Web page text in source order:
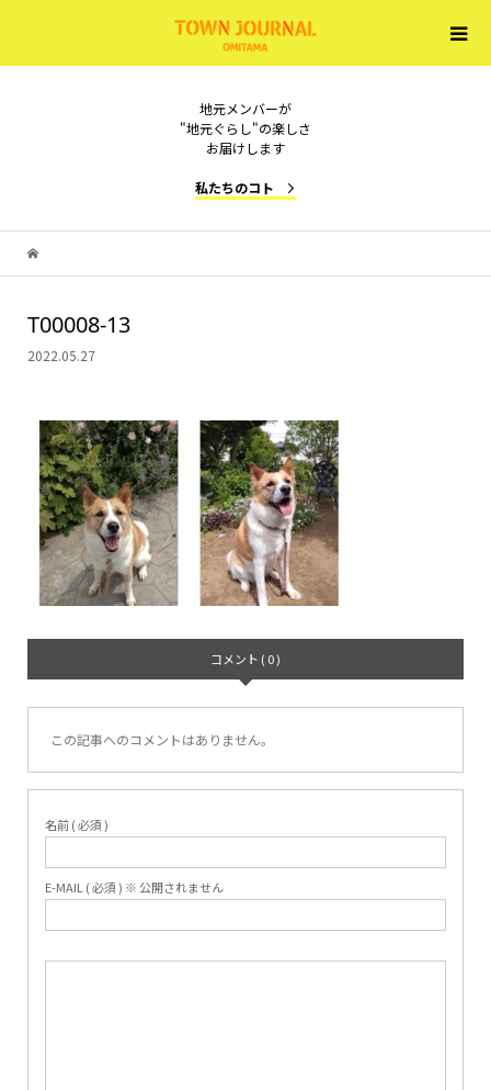
地元メンバーが
"地元ぐらし"の楽しさ
お届けします
私たちのコト
T00008-13
2022.05.27
コメント ( 0 )
この記事へのコメントはありません。
名前 ( 必須 )
E-MAIL ( 必須 ) ※ 公開されません